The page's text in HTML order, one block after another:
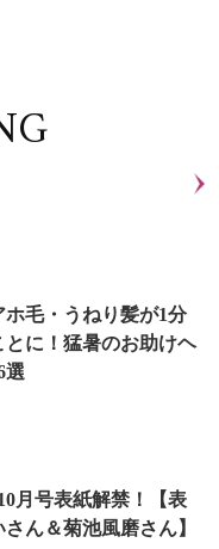
ホ毛・うねり髪が1分
とに！猛暑のお助けヘ
選
月号表紙解禁！【表
ん＆菊池風磨さん】